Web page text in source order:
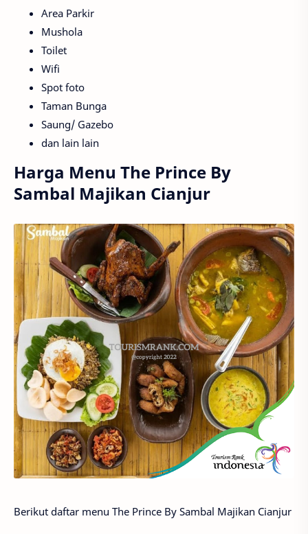
Area Parkir
Mushola
Toilet
Wifi
Spot foto
Taman Bunga
Saung/ Gazebo
dan lain lain
Harga Menu The Prince By
Sambal Majikan Cianjur
Berikut daftar menu The Prince By Sambal Majikan Cianjur